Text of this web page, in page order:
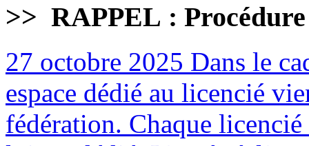
>> RAPPEL :
27 octobre 2025 Dans le
espace dédié au licencié
fédération. Chaque